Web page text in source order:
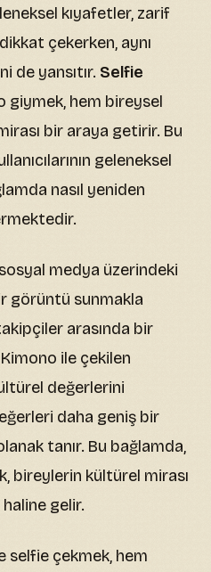
kıyafetler, zarif
çekerken, aynı
de yansıtır. Selfie
giymek, hem bireysel
bir araya getirir. Bu
geleneksel
nasıl yeniden
medya üzerindeki
görüntü sunmakla
arasında bir
ile çekilen
değerlerini
daha geniş bir
tanır. Bu bağlamda,
bireylerin kültürel mirası
gelir.
selfie çekmek, hem